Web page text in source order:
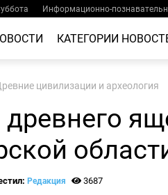
Информационно-
КАТЕГОРИИ
цивилизации и археология
древнего
Редакция 3687